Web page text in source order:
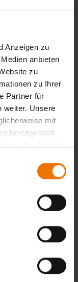
Anzeigen zu
anbieten
zu
zu Ihrer
Partner für
weiter. Unsere
mit
bereitgestellt
typische